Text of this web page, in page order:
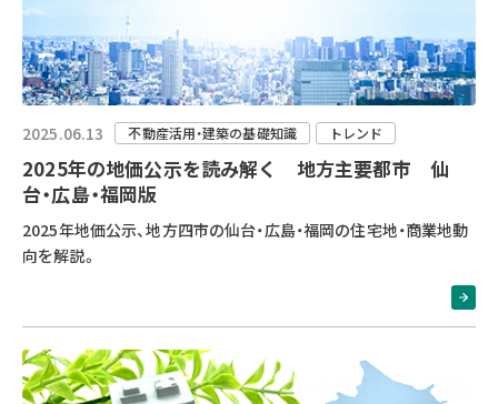
2025.06.13 不動産活用・建築の基礎知識 トレンド
2025年の地価公示を読み解く 地方主要都市 仙
台・広島・福岡版
2025年地価公示、地方四市の仙台・広島・福岡の住宅地・商業地動
向を解説。